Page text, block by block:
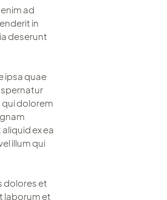
ad
in
deserunt
ipsa quae
dolorem
ex ea
illum qui
dolores et
laborum et